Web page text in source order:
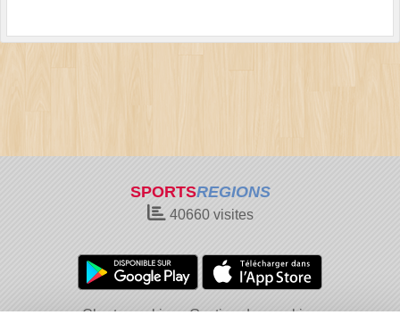
SPORTSREGIONS
40660visites